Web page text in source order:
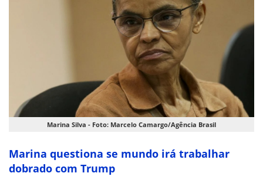
Marina Silva - Foto: Marcelo Camargo/Agência Brasil
Marina questiona se mundo irá trabalhar
dobrado com Trump